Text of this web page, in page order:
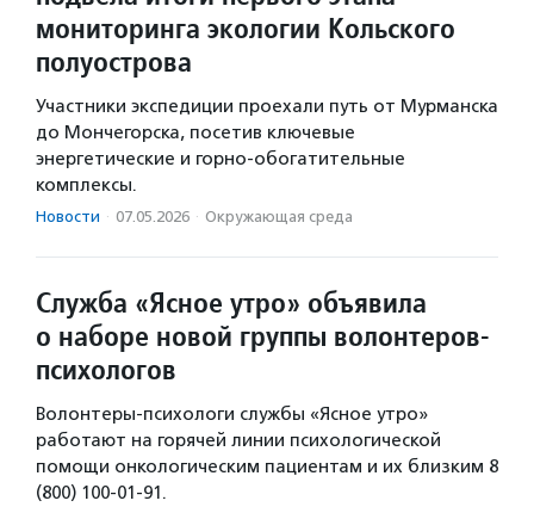
мониторинга экологии Кольского
полуострова
Участники экспедиции проехали путь от Мурманска
до Мончегорска, посетив ключевые
энергетические и горно-обогатительные
комплексы.
Новости · 07.05.2026 · Окружающая среда
Служба «Ясное утро» объявила
о наборе новой группы волонтеров-
психологов
Волонтеры-психологи службы «Ясное утро»
работают на горячей линии психологической
помощи онкологическим пациентам и их близким 8
(800) 100-01-91.